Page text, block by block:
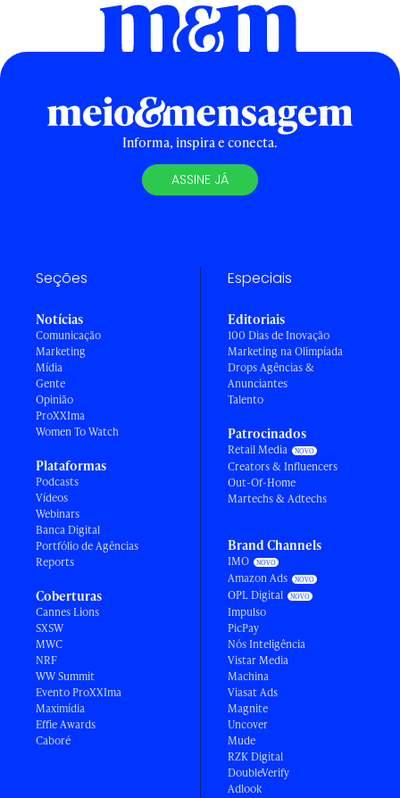
Informa, inspira e conecta.
ASSINE JÁ
Seções
Notícias
Comunicação
Marketing
Mídia
Gente
Opinião
ProXXIma
Women To Watch
Plataformas
Podcasts
Vídeos
Webinars
Banca Digital
Portfólio de Agências
Reports
Coberturas
Cannes Lions
SXSW
MWC
NRF
WW Summit
Evento ProXXIma
Maximídia
Effie Awards
Caboré
Especiais
Editoriais
100 Dias de Inovação
Marketing na Olimpíada
Drops Agências &
Anunciantes
Talento
Patrocinados
Retail Media
Creators & Influencers
Out-Of-Home
Martechs & Adtechs
Brand Channels
IMO
Amazon Ads
OPL Digital
Impulso
PicPay
Nós Inteligência
Vistar Media
Machina
Viasat Ads
Magnite
Uncover
Mude
RZK Digital
DoubleVerify
Adlook